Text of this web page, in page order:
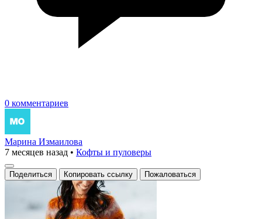
0 комментариев
Марина Измаилова
7 месяцев назад • Кофты и пуловеры
Поделиться Копировать ссылку Пожаловаться